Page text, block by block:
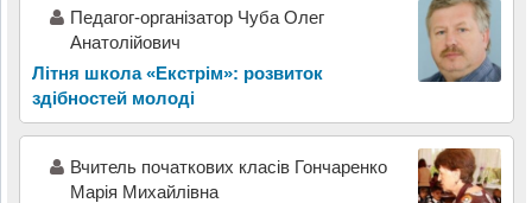
Педагог-організатор Чуба Олег
Анатолійович
Літня школа «Екстрім»: розвиток
здібностей молоді
Вчитель початкових класів Гончаренко
Марія Михайлівна